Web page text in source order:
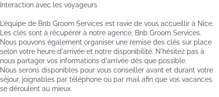
Interaction avec les voyageurs
L’équipe de Bnb Groom Services est ravie de vous accueillir à Nice.
Les clés sont à récupérer à notre agence, Bnb Groom Services.
Nous pouvons également organiser une remise des clés sur place
selon votre heure d'arrivée et notre disponibilité. N'hésitez pas à
nous partager vos informations d'arrivée dès que possible.
Nous serons disponibles pour vous conseiller avant et durant votre
séjour, joignables par téléphone ou par mail afin que vos vacances
se déroulent au mieux.